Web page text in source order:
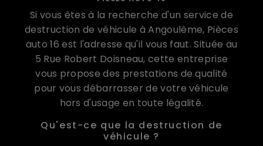
Si vous êtes à la recherche d'un service de
destruction de véhicule à Angoulême, Pièces
auto 16 est l'adresse qu'il vous faut. Située au
5 Rue Robert Doisneau, cette entreprise
vous propose des prestations de qualité
pour vous débarrasser de votre véhicule
hors d'usage en toute légalité.
Qu'est-ce que la destruction de
véhicule ?